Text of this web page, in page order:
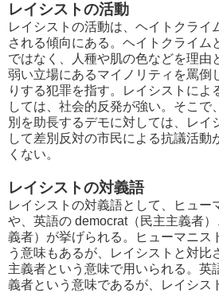
レイシストの活動
レイシストの活動は、ヘイトクライ
される傾向にある。ヘイトクライム
ではなく、人種や肌の色などを理由
弱い立場にあるマイノリティを罵倒
りする犯罪を指す。レイシストによ
しては、社会的反発が強い。そこで
別を助長するデモに対しては、レイ
して差別反対の市民による抗議活動
くない。
レイシストの対義語
レイシストの対義語として、ヒュー
や、英語の democrat（民主主義者
義者）が挙げられる。ヒューマニス
う意味もあるが、レイシストと対比
主義者という意味で用いられる。英
義者という意味であるが、レイシス